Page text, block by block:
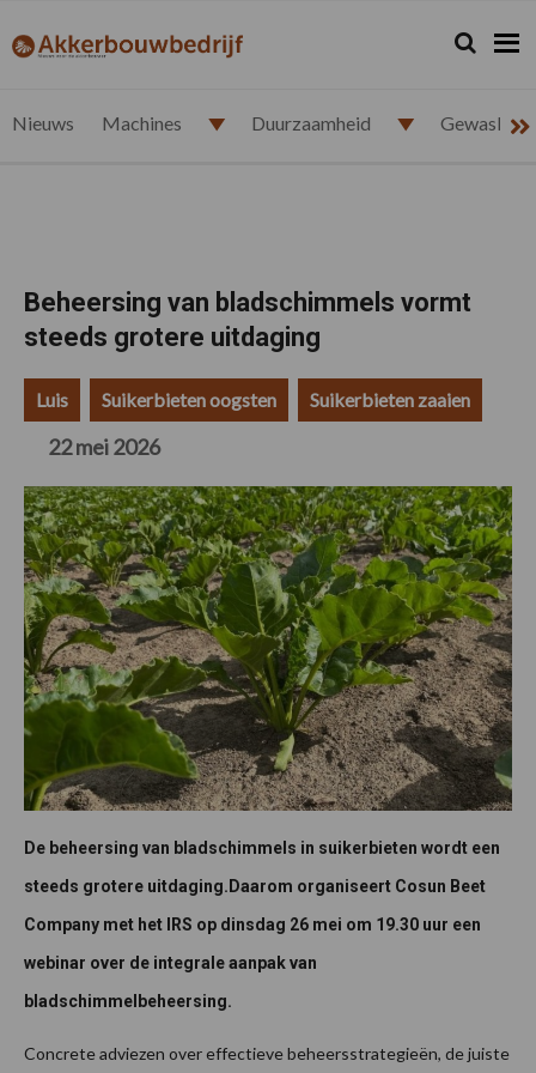
de
de
de
de
akkerbouwbedrijf.nl Zoeken...
Zoek
Nieuws Machines Duurzaamheid
Beheersing van bladschimmels vormt
steeds grotere uitdaging
Luis Suikerbieten oogsten Suikerbieten zaaien
22 mei 2026
De beheersing van bladschimmels in suikerbieten wordt een
steeds grotere uitdaging.Daarom organiseert Cosun Beet
Company met het IRS op dinsdag 26 mei om 19.30 uur een
webinar over de integrale aanpak van
bladschimmelbeheersing.
Concrete adviezen over effectieve beheersstrategieën, de juiste